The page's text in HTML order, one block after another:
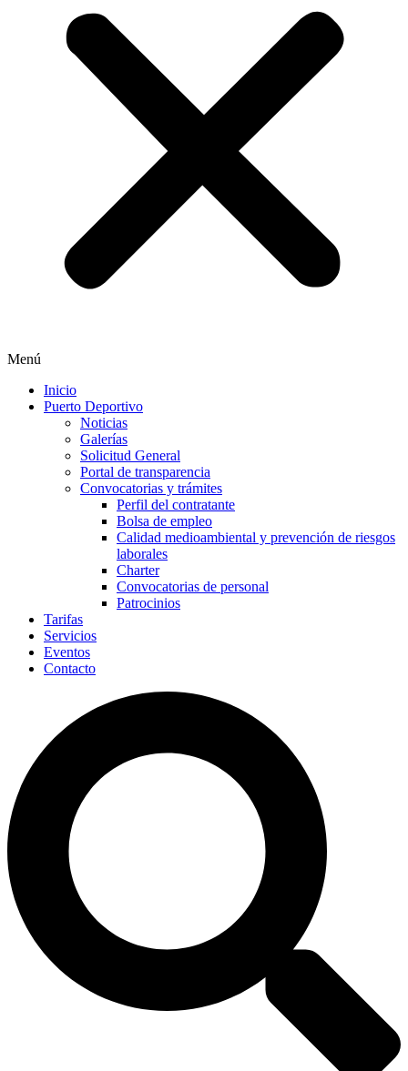
Menú
Inicio
Puerto Deportivo
Noticias
Galerías
Solicitud General
Portal de transparencia
Convocatorias y trámites
Perfil del contratante
Bolsa de empleo
Calidad medioambiental y prevención de riesgos
laborales
Charter
Convocatorias de personal
Patrocinios
Tarifas
Servicios
Eventos
Contacto